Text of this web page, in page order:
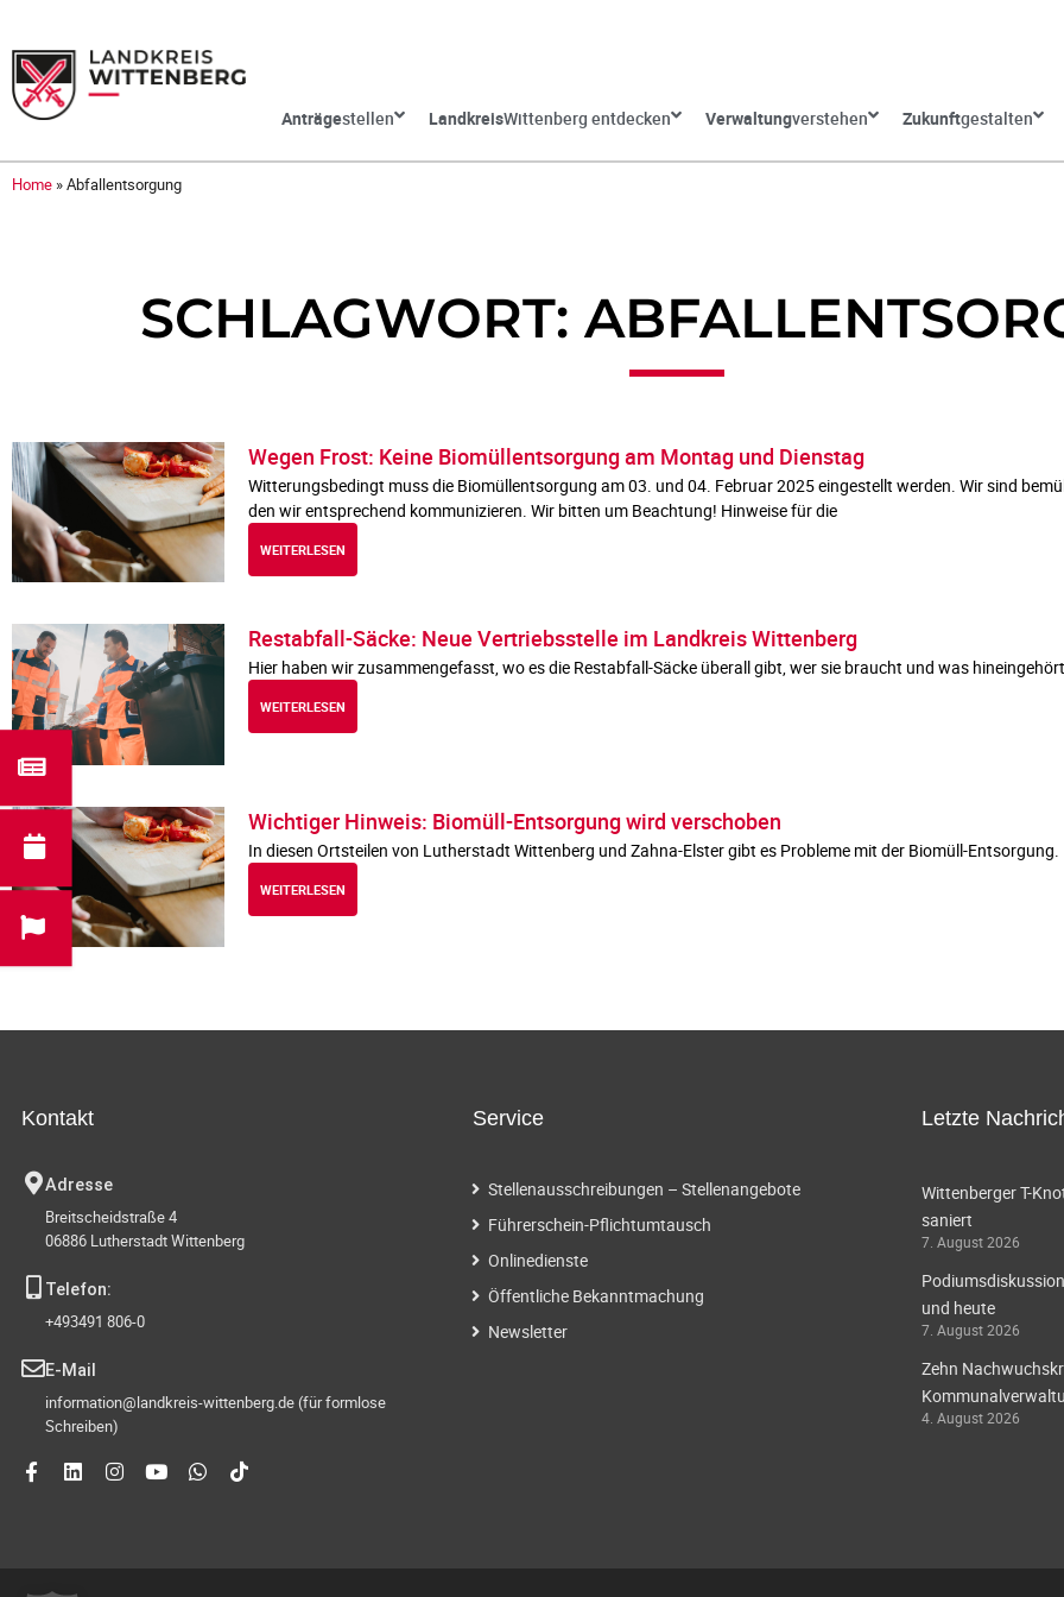
Anträgestellen LandkreisWittenberg entdecken Verwaltungverstehen Zukunftgestalten
Home »Abfallentsorgung
SCHLAGWORT:
Wegen Frost: Keine Biomüllentsorgung am Montag und Dienstag
Witterungsbedingt muss die Biomüllentsorgung am 03. und 04. Februar 2025 eingestellt werden. Wir sind
den wir entsprechend kommunizieren. Wir bitten um Beachtung! Hinweise für die
WEITERLESEN
Restabfall-Säcke: Neue Vertriebsstelle im Landkreis Wittenberg
Hier haben wir zusammengefasst, wo es die Restabfall-Säcke überall gibt, wer sie braucht und was
WEITERLESEN
Wichtiger Hinweis: Biomüll-Entsorgung wird verschoben
In diesen Ortsteilen von Lutherstadt Wittenberg und Zahna-Elster gibt es Probleme mit der Biomüll-Entsorgung.
WEITERLESEN
Kontakt
Adresse
Breitscheidstraße 4
06886 Lutherstadt Wittenberg
Telefon:
+493491 806-0
E-Mail
information@landkreis-wittenberg.de (für formlose
Schreiben)
Service
Stellenausschreibungen – Stellenangebote
Führerschein-Pflichtumtausch
Onlinedienste
Öffentliche Bekanntmachung
Newsletter
Letzte
Wittenberger T-
saniert
7. August 2026
und heute
7. August 2026
Zehn
4. August 2026